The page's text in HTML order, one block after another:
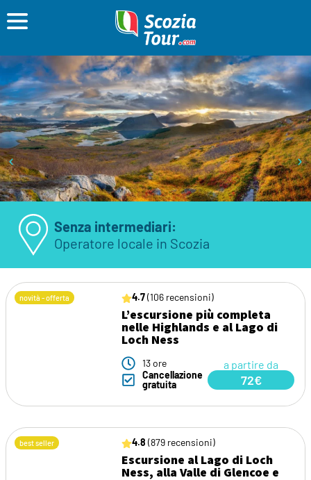
Senza intermediari:
Operatore locale in Scozia
novità - offerta 4.7(106 recensioni)
L’escursione più completa
nelle Highlands e al Lago di
Loch Ness
13 ore
Cancellazione
gratuita
a partire da
72€
best seller 4.8 (879 recensioni)
Escursione al Lago di Loch
Ness, alla Valle di Glencoe e